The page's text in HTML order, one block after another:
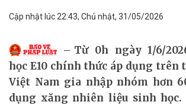
Cập nhật lúc 22:43, Chủ nhật, 31/05/2026
Từ 0h ngày 1/6/
học E10 chính thức áp dụng trên
Việt Nam gia nhập nhóm hơn
dụng xăng nhiên liệu sinh học.